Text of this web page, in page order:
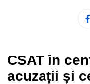
CSAT în
acuzații și